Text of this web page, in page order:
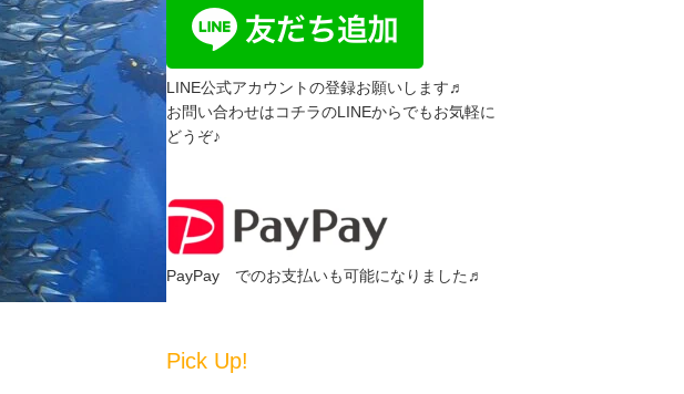
LINE公式アカウントの登録お願いします♬
お問い合わせはコチラのLINEからでもお気軽に
どうぞ♪
PayPay でのお支払いも可能になりました♬
Pick Up!